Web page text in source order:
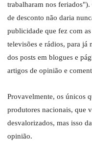
trabalharam nos
de desconto não daria
publicidade que fez com
televisões e rádios, para já
dos posts em blogues e
artigos de opinião e
Provavelmente, os únicos
produtores nacionais, que
desvalorizados, mas isso
opinião.